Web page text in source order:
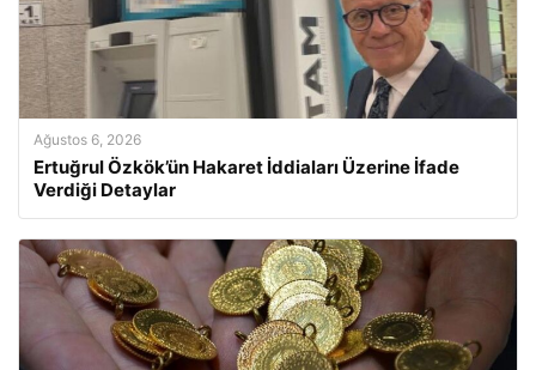
Ağustos 6, 2026
Ertuğrul Özkök’ün Hakaret İddiaları Üzerine İfade
Verdiği Detaylar